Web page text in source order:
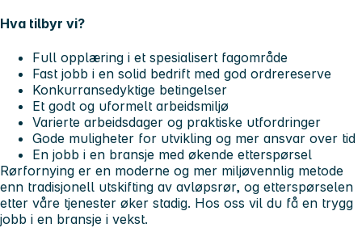
Hva tilbyr vi?
Full opplæring i et spesialisert fagområde
Fast jobb i en solid bedrift med god ordrereserve
Konkurransedyktige betingelser
Et godt og uformelt arbeidsmiljø
Varierte arbeidsdager og praktiske utfordringer
Gode muligheter for utvikling og mer ansvar over tid
En jobb i en bransje med økende etterspørsel
Rørfornying er en moderne og mer miljøvennlig metode
enn tradisjonell utskifting av avløpsrør, og etterspørselen
etter våre tjenester øker stadig. Hos oss vil du få en trygg
jobb i en bransje i vekst.